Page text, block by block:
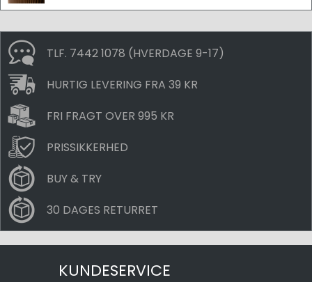
TLF. 7442 1078 (HVERDAGE 9-17)
HURTIG LEVERING FRA 39 KR
FRI FRAGT OVER 995 KR
PRISSIKKERHED
BUY & TRY
30 DAGES RETURRET
KUNDESERVICE